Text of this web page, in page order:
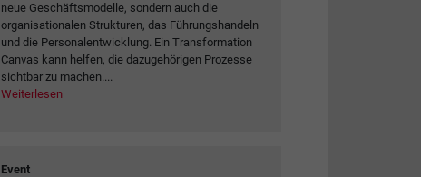
neue Geschäftsmodelle, sondern auch die
organisationalen Strukturen, das Führungshandeln
und die Personalentwicklung. Ein Transformation
Canvas kann helfen, die dazugehörigen Prozesse
sichtbar zu machen....
Weiterlesen
Event